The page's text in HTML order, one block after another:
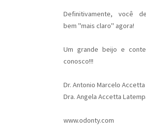
Definitivamente, você
bem "mais claro" agora!
Um grande beijo e
conosco!!!
Dr. Antonio Marcelo
Dra. Angela Accetta
www.odonty.com